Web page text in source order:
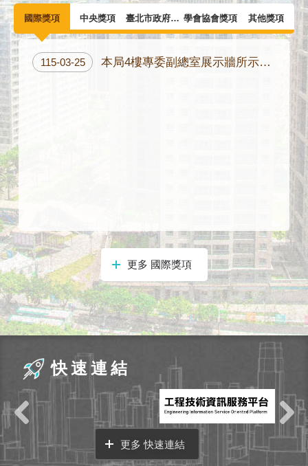
策
聯
絡
方
式
本
局
暨
所
屬
各
處
聯
絡
電
話
國際獎項 中央獎項 臺北市政府獎項 學會協會獎項 其他獎項
115-03-25 本局4樓專委副總室展示牆所示國際獎項40座，為截至115年6月底之統計數。
更多 國際獎項
快速連結
更多 快速連結